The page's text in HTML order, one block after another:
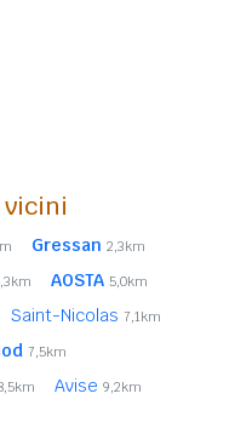
Gressan 2,3km
AOSTA 5,0km
Saint-Nicolas 7,1km
7,5km
Avise 9,2km